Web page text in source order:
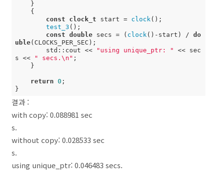
const
clock_t start = clock ();
test_3 ();
const double secs = ( clock ()-start) / do
uble(CLOCKS_PER_SEC);
        std::cout <<
"using unique_ptr: " << sec
s <<
" secs.\n" ;
return 0 ;
결과 :
with copy: 0.088981 sec
without copy: 0.028533 sec
using unique_ptr: 0.046483 secs.